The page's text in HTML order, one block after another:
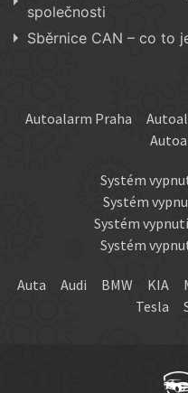
společnosti
Sběrnice CAN – co to
Autoalarm Praha
Systém
Systém
Systém
Systém
Auta Audi BMW KIA
Tesla